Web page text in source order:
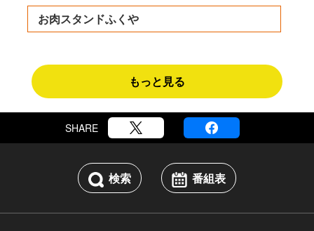
お肉スタンドふくや
もっと見る
SHARE
検索 番組表